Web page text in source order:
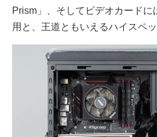
Prism」、そしてビデオカード
用と、王道ともいえるハイスペ